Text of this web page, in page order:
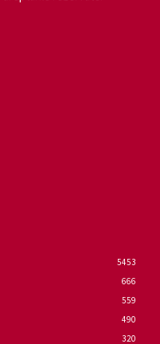
5453
666
559
490
320